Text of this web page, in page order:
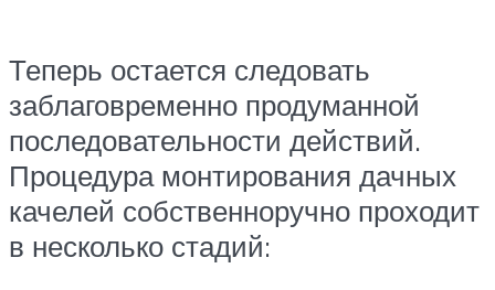
Теперь остается следовать
заблаговременно продуманной
последовательности действий.
Процедура монтирования дачных
качелей собственноручно проходит
в несколько стадий: